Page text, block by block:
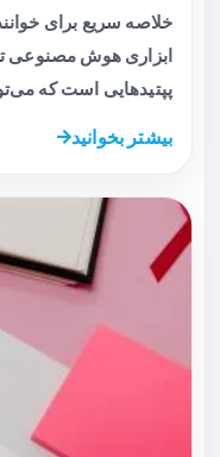
خلاصه سریع برای
ابزاری هوش مصنوعی
پپتیدهایی است که
بیشتر بخوانید